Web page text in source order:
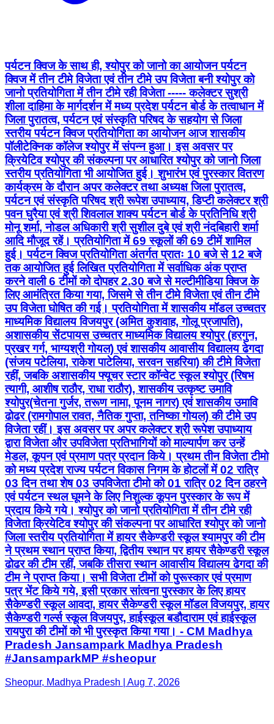
पर्यटन क्विज के साथ ही, श्योपुर को जानो का आयोजन पर्यटन
क्विज में तीन टीमे विजेता एवं तीन टीमे उप विजेता बनी श्योपुर को
जानो प्रतियोगिता में तीन टीमे रही विजेता ----- कलेक्टर सुश्री
शीला दाहिमा के मार्गदर्शन में मध्य प्रदेश पर्यटन बोर्ड के तत्वाधान में
जिला पुरातत्व, पर्यटन एवं संस्कृति परिषद के सहयोग से जिला
स्तरीय पर्यटन क्विज प्रतियोगिता का आयोजन आज शासकीय
पॉलीटेक्निक कॉलेज श्योपुर में संपन्न हुआ। इस अवसर पर
क्रियेटिव श्योपुर की संकल्पना पर आधारित श्योपुर को जानो जिला
स्तरीय प्रतियोगिता भी आयोजित हुई। शुभारंभ एवं पुरस्कार वितरण
कार्यक्रम के दौरान अपर कलेक्टर तथा अध्यक्ष जिला पुरातत्व,
पर्यटन एवं संस्कृति परिषद श्री रूपेश उपाध्याय, डिप्टी कलेक्टर श्री
पवन घुरैया एवं श्री शिवलाल शाक्य पर्यटन बोर्ड के प्रतिनिधि श्री
मोनू शर्मा, नोडल अधिकारी श्री सुशील दुबे एवं श्री नंदबिहारी शर्मा
आदि मौजूद रहें। प्रतियोगिता में 69 स्कूलों की 69 टीमें शामिल
हुई। पर्यटन क्विज प्रतियोगिता अंतर्गत प्रातः 10 बजे से 12 बजे
तक आयोजित हुई लिखित प्रतियोगिता में सर्वाधिक अंक प्राप्त
करने वाली 6 टीमों को दोपहर 2.30 बजे से मल्टीमीडिया क्विज के
लिए आमंत्रित किया गया, जिसमे से तीन टीमे विजेता एवं तीन टीमे
उप विजेता घोषित की गई। प्रतियोगिता में शासकीय मॉडल उच्चतर
माध्यमिक विद्यालय विजयपुर (अमित कुशवाह, गोलू प्रजापति),
अशासकीय सेंटपायस उच्चतर माध्यमिक विद्यालय श्योपुर (हरगुन,
प्रखर गर्ग, भाग्यश्री गोयल) एवं शासकीय आवासीय विद्यालय ढेगदा
(संजय पटेलिया, राकेश पाटेलिया, सरवन सहरिया) की टीमे विजेता
रहीं, जबकि अशासकीय फ्यूचर स्टार कॉन्वेट स्कूल श्योपुर (रिषभ
त्यागी, आशीष राठौर, राधा राठौर), शासकीय उत्कृष्ट उमावि
श्योपुर(चेतना गुर्जर, तरूण नामा, पूनम नागर) एवं शासकीय उमावि
ढोढर (रामगोपाल रावत, नैतिक गुप्ता, तनिष्का गोयल) की टीमे उप
विजेता रहीं। इस अवसर पर अपर कलेक्टर श्री रूपेश उपाध्याय
द्वारा विजेता और उपविजेता प्रतिभागियों को माल्यार्पण कर उन्हें
मेडल, कूपन एवं प्रमाण पत्र प्रदान किये। प्रथम तीन विजेता टीमो
को मध्य प्रदेश राज्य पर्यटन विकास निगम के होटलों में 02 रात्रि
03 दिन तथा शेष 03 उपविजेता टीमो को 01 रात्रि 02 दिन ठहरने
एवं पर्यटन स्थल घूमने के लिए निशुल्क कूपन पुरस्कार के रूप में
प्रदाय किये गये। श्योपुर को जानो प्रतियोगिता में तीन टीमे रही
विजेता क्रियेटिव श्योपुर की संकल्पना पर आधारित श्योपुर को जानो
जिला स्तरीय प्रतियोगिता में हायर सैकेण्डरी स्कूल श्यामपुर की टीम
ने प्रथम स्थान प्राप्त किया, द्वितीय स्थान पर हायर सैकेण्डरी स्कूल
ढोढर की टीम रहीं, जबकि तीसरा स्थान आवासीय विद्यालय ढेगदा की
टीम ने प्राप्त किया। सभी विजेता टीमों को पुरूस्कार एवं प्रमाण
पत्र भेंट किये गये, इसी प्रकार सांत्वना पुरस्कार के लिए हायर
सैकेण्डरी स्कूल आवदा, हायर सैकेण्डरी स्कूल मॉडल विजयपुर, हायर
सैकेण्डरी गर्ल्स स्कूल विजयपुर, हाईस्कूल बडौदाराम एवं हाईस्कूल
रायपुरा की टीमों को भी पुरस्कृत किया गया। - CM Madhya
Pradesh Jansampark Madhya Pradesh
#JansamparkMP #sheopur
Sheopur, Madhya Pradesh | Aug 7, 2026